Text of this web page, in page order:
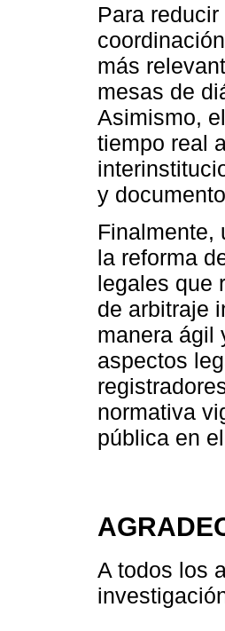
Para
más
mesas de
Asimismo,
tiempo real
y
Finalmente,
la reforma
legales que
de arbitraje
manera ágil
aspectos
normativa
pública en
A todos los